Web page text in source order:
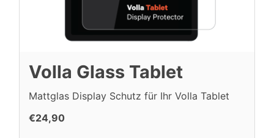
Volla Glass Tablet
Mattglas Display Schutz für Ihr Volla Tablet
€24,90